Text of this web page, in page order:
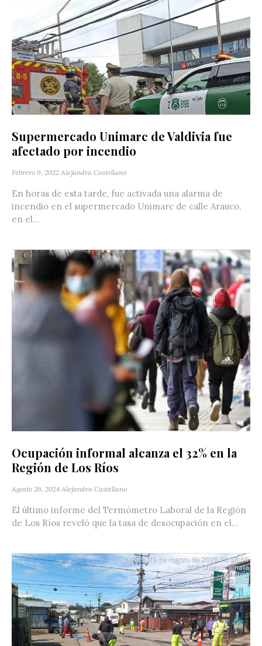
Supermercado Unimarc de Valdivia fue
afectado por incendio
Febrero 9, 2022 Alejandra Castellano
En horas de esta tarde, fue activada una alarma de
incendio en el supermercado Unimarc de calle Arauco,
en el...
Ocupación informal alcanza el 32% en la
Región de Los Ríos
Agosto 26, 2024 Alejandra Castellano
El último informe del Termómetro Laboral de la Región
de Los Ríos reveló que la tasa de desocupación en el...